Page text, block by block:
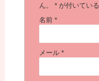
ん。
* が付いてい
名前 *
メール *